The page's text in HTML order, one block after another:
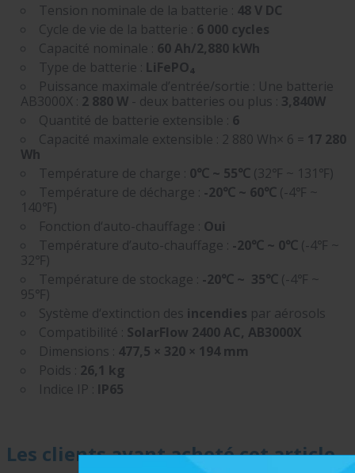
Tension nominale de la batterie : 48 V DC
Cycle de vie de la batterie : 6 000 cycles
Capacité nominale : 60 Ah/2,880 kWh
Type de batterie : LiFePO₄
Puissance maximale d’entrée/sortie : Une batterie
AB3000X : 2 880 W- deux batteries ou plus : 3,840W
Quantité de batterie extensible : 6
Capacité maximale extensible : 2 880 Wh× 6 = 17 280
Wh
Température de charge : 0℃ ~ 55℃(32℉ ~ 131℉)
Température de décharge : -20℃ ~ 60℃(-4℉ ~
140℉)
Fonction d‘auto-chauffage : Oui
Température d’auto-chauffage : -20℃ ~ 0℃(-4℉ ~
32℉)
Température de stockage : -20℃ ~ 35℃(-4℉ ~
95℉)
Système d‘extinction des incendies par aérosols
Compatibilité : SolarFlow 2400 AC, AB3000X
Dimensions : 477,5 × 320 × 194 mm
Poids : 26,1 kg
Indice IP : IP65
Les clients ayant acheté cet article